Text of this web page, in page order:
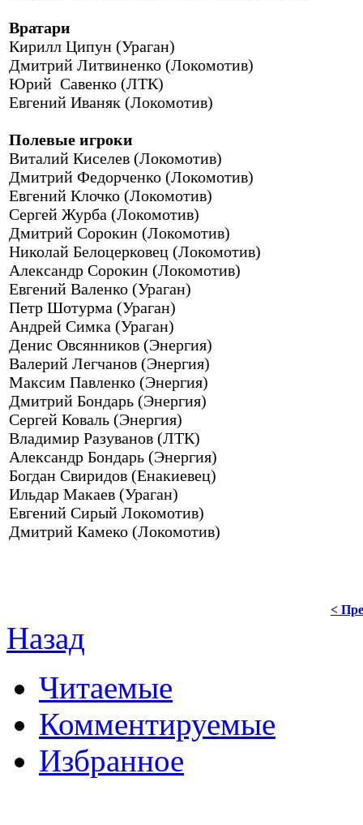
Вратари
Кирилл Ципун (Ураган)
Дмитрий Литвиненко (Локомотив)
Юрий Савенко (ЛТК)
Евгений Иваняк (Локомотив)
Полевые игроки
Виталий Киселев (Локомотив)
Дмитрий Федорченко (Локомотив)
Евгений Клочко (Локомотив)
Сергей Журба (Локомотив)
Дмитрий Сорокин (Локомотив)
Николай Белоцерковец (Локомотив)
Александр Сорокин (Локомотив)
Евгений Валенко (Ураган)
Петр Шотурма (Ураган)
Андрей Симка (Ураган)
Денис Овсянников (Энергия)
Валерий Легчанов (Энергия)
Максим Павленко (Энергия)
Дмитрий Бондарь (Энергия)
Сергей Коваль (Энергия)
Владимир Разуванов (ЛТК)
Александр Бондарь (Энергия)
Богдан Свиридов (Енакиевец)
Ильдар Макаев (Ураган)
Евгений Сирый Локомотив)
Дмитрий Камеко (Локомотив)
<
Назад
Читаемые
Комментируемые
Избранное